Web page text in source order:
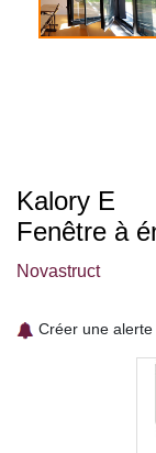
Kalory E
Fenêtre à
Novastruct
Créer une